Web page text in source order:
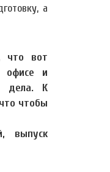
а
что вот
офисе и
дела. К
чтобы
выпуск